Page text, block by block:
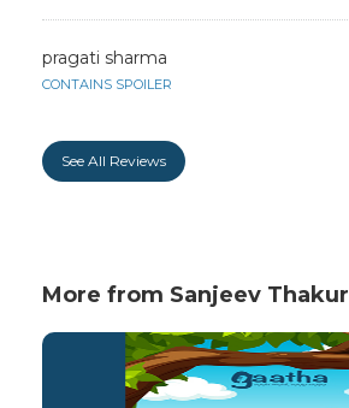
pragati sharma
CONTAINS SPOILER
See All Reviews
More from Sanjeev Thakur